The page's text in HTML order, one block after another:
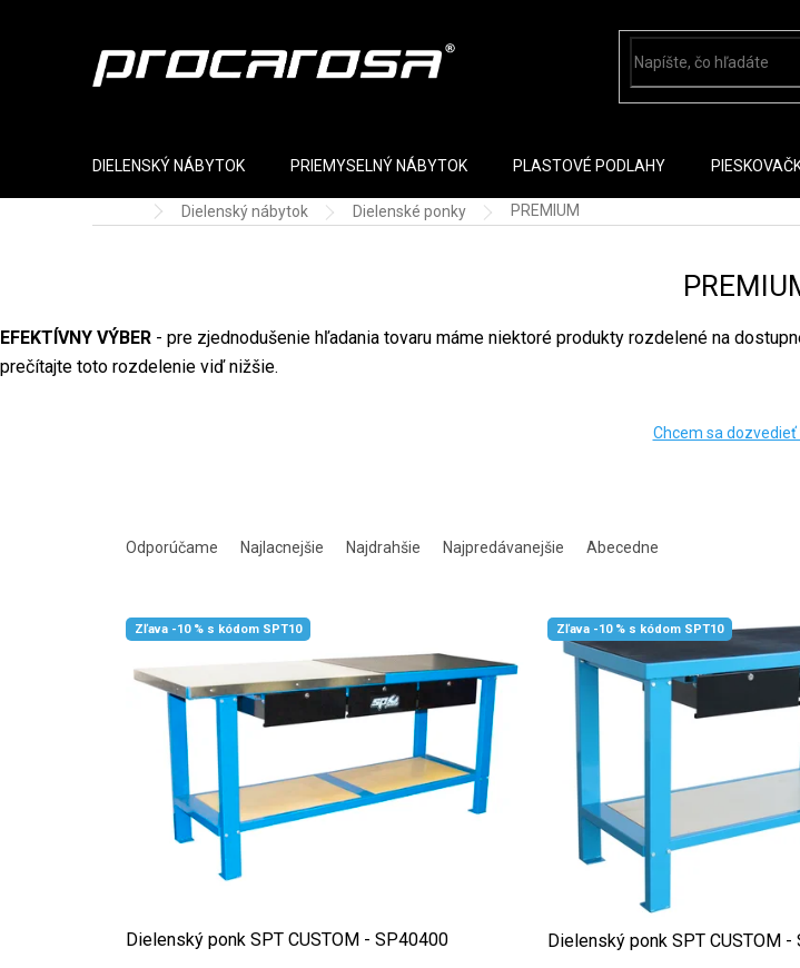
DIELENSKÝ NÁBYTOK PRIEMYSELNÝ NÁBYTOK PLASTOVÉ PODLAHY
Domov Dielenský nábytok Dielenské ponky PREMIUM
EFEKTÍVNY VÝBER - pre zjednodušenie hľadania tovaru máme niektoré produkty rozdelené na
prečítajte toto rozdelenie viď nižšie.
Chcem sa dozvedieť
Odporúčame Najlacnejšie Najdrahšie Najpredávanejšie Abecedne
Výpis produktov
Zľava -10 % s kódom SPT10
Dielenský ponk SPT CUSTOM - SP40400
Zľava -10 % s kódom SPT10
Dielenský ponk SPT CUSTOM -